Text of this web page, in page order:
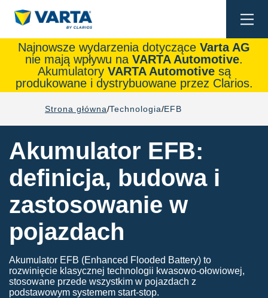
Najnowsze wydarzenia dotyczące Varta AG
nie mają wpływu na VARTA Automotive.
Akumulatory VARTA Automotivesą
produkowane i dystrybuowane przez Clarios.
Strona główna Technologia EFB
Akumulator EFB:
definicja, budowa i
zastosowanie w
pojazdach
Akumulator EFB (Enhanced Flooded Battery) to
rozwinięcie klasycznej technologii kwasowo-ołowiowej,
stosowane przede wszystkim w pojazdach z
podstawowym systemem start-stop.